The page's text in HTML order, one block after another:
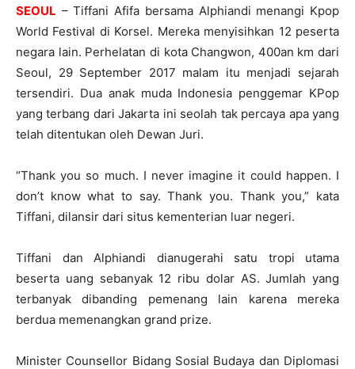
SEOUL – Tiffani Afifa bersama Alphiandi menangi Kpop
World Festival di Korsel. Mereka menyisihkan 12 peserta
negara lain. Perhelatan di kota Changwon, 400an km dari
Seoul, 29 September 2017 malam itu menjadi sejarah
tersendiri. Dua anak muda Indonesia penggemar KPop
yang terbang dari Jakarta ini seolah tak percaya apa yang
telah ditentukan oleh Dewan Juri.
“Thank you so much. I never imagine it could happen. I
don’t know what to say. Thank you. Thank you,” kata
Tiffani, dilansir dari situs kementerian luar negeri.
Tiffani dan Alphiandi dianugerahi satu tropi utama
beserta uang sebanyak 12 ribu dolar AS. Jumlah yang
terbanyak dibanding pemenang lain karena mereka
berdua memenangkan grand prize.
Minister Counsellor Bidang Sosial Budaya dan Diplomasi